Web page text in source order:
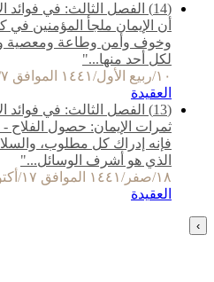
(14) الفصل الثالث: في فوائد
أن الإيمان ملجأ المؤمنين
وخوف وأمن وطاعة ومعصية
لكل أحد منها..."
١٠/ربيع الأول/١٤٤١ الموافق ٧/نوفمبر/٢٠١٩
العقيدة
(13) الفصل الثالث: في
ثمرات الإيمان: حصول الفلاح -
فإنه إدراك كل مطلوب،
الذي هو أشرف الوسائل..."
١٨/صفر/١٤٤١ الموافق ١٧/أكتوبر/٢٠١٩
العقيدة
›